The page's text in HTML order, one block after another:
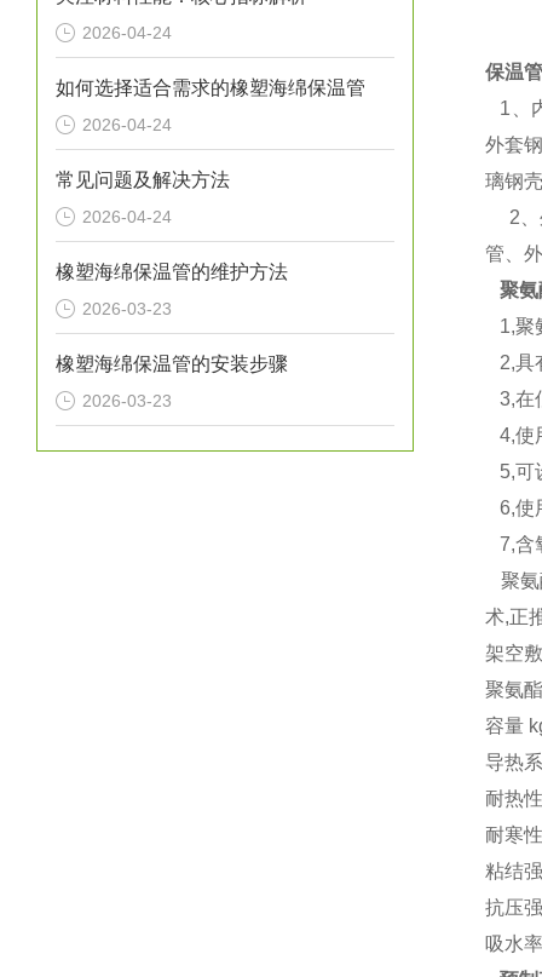
2026-04-24
如何选择适合需求的橡塑海绵保温管
2026-04-24
常见问题及解决方法
2026-04-24
橡塑海绵保温管的维护方法
2026-03-23
橡塑海绵保温管的安装步骤
2026-03-23
保温
1
外套
璃钢
2
管、
聚氨
1,聚
2,具
3,在
4,使
5,可
6,使
7,含
聚氨
术,正
架空
聚氨
容量
导热
耐热
耐寒
粘结
抗压
吸水